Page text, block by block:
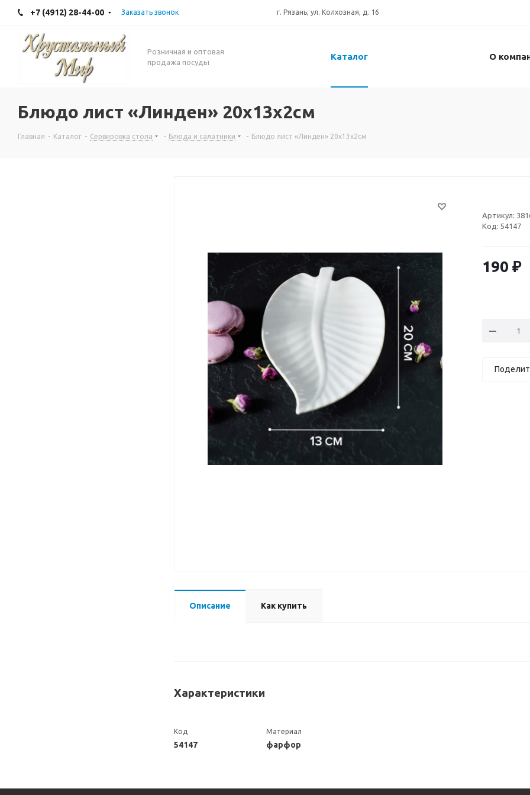
+7 (4912) 28-44-00 Заказать звонок г. Рязань, ул. Колхозная, д. 16
Розничная и оптовая
продажа посуды
Каталог О
Блюдо лист «Линден» 20x13x2см
Главная - Каталог - Сервировка стола - Блюда и салатники - Блюдо лист «Линден» 20x13x2см
Артикул:
Код: 54147
190 ₽
Описание Как купить
Характеристики
Код
54147
Материал
фарфор